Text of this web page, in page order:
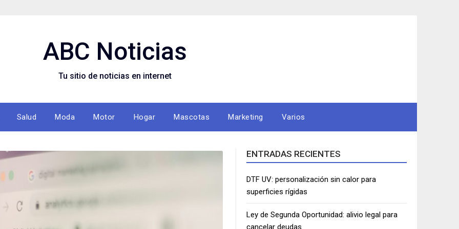
ABC Noticias
Tu sitio de noticias en internet
Salud Moda Motor Hogar Mascotas Marketing Varios
ENTRADAS RECIENTES
DTF UV: personalización sin calor para
superficies rígidas
Ley de Segunda Oportunidad: alivio legal para
cancelar deudas